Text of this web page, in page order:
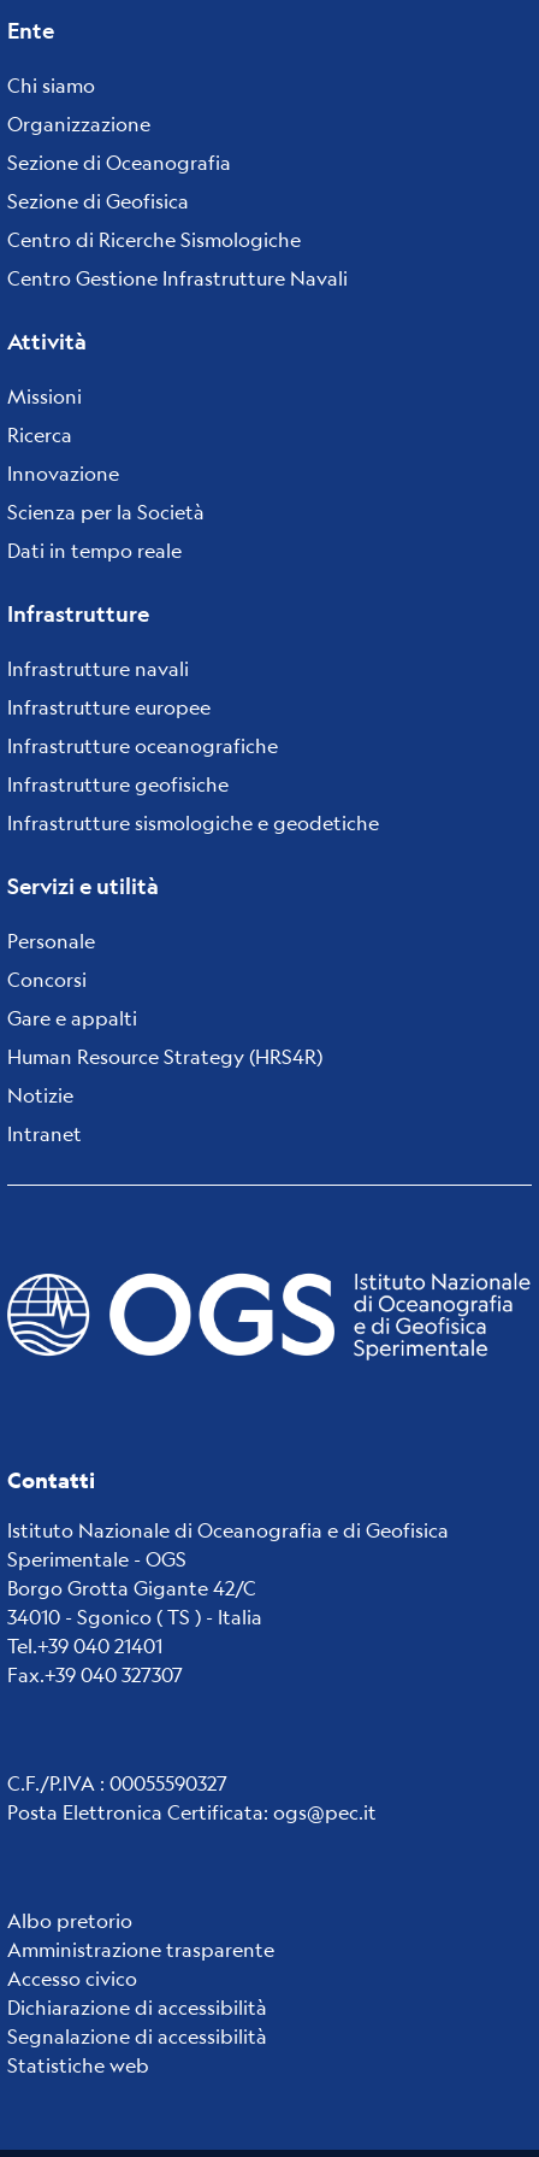
Footer
menu
Ente
Chi siamo
Organizzazione
Sezione di Oceanografia
Sezione di Geofisica
Centro di Ricerche Sismologiche
Centro Gestione Infrastrutture Navali
Attività
Missioni
Ricerca
Innovazione
Scienza per la Società
Dati in tempo reale
Infrastrutture
Infrastrutture navali
Infrastrutture europee
Infrastrutture oceanografiche
Infrastrutture geofisiche
Infrastrutture sismologiche e geodetiche
Servizi e utilità
Personale
Concorsi
Gare e appalti
Human Resource Strategy (HRS4R)
Notizie
Intranet
Contatti
Istituto Nazionale di Oceanografia e di Geofisica
Sperimentale - OGS
Borgo Grotta Gigante 42/C
34010 - Sgonico ( TS ) - Italia
Tel.+39 040 21401
Fax.+39 040 327307
C.F./P.IVA : 00055590327
Posta Elettronica Certificata: ogs@pec.it
Institute
links
Albo pretorio
Amministrazione trasparente
Accesso civico
Dichiarazione di accessibilità
Segnalazione di accessibilità
Statistiche web